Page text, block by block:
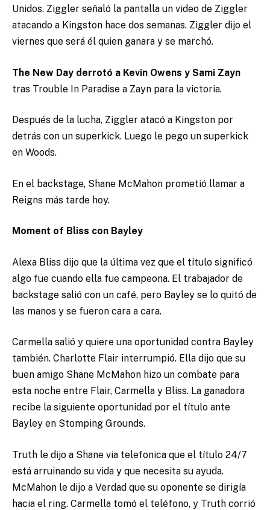
Unidos. Ziggler señaló la pantalla un video de Ziggler
atacando a Kingston hace dos semanas. Ziggler dijo el
viernes que será él quien ganara y se marchó.
The New Day derrotó a Kevin Owens y Sami Zayn
tras Trouble In Paradise a Zayn para la victoria.
Después de la lucha, Ziggler atacó a Kingston por
detrás con un superkick. Luego le pego un superkick
en Woods.
En el backstage, Shane McMahon prometió llamar a
Reigns más tarde hoy.
Moment of Bliss con Bayley
Alexa Bliss dijo que la última vez que el título significó
algo fue cuando ella fue campeona. El trabajador de
backstage salió con un café, pero Bayley se lo quitó de
las manos y se fueron cara a cara.
Carmella salió y quiere una oportunidad contra Bayley
también. Charlotte Flair interrumpió. Ella dijo que su
buen amigo Shane McMahon hizo un combate para
esta noche entre Flair, Carmella y Bliss. La ganadora
recibe la siguiente oportunidad por el título ante
Bayley en Stomping Grounds.
Truth le dijo a Shane via telefonica que el título 24/7
está arruinando su vida y que necesita su ayuda.
McMahon le dijo a Verdad que su oponente se dirigía
hacia el ring. Carmella tomó el teléfono, y Truth corrió